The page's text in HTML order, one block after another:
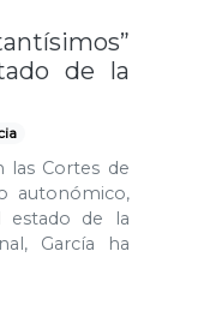
de la
las Cortes de
autonómico,
estado de la
García ha